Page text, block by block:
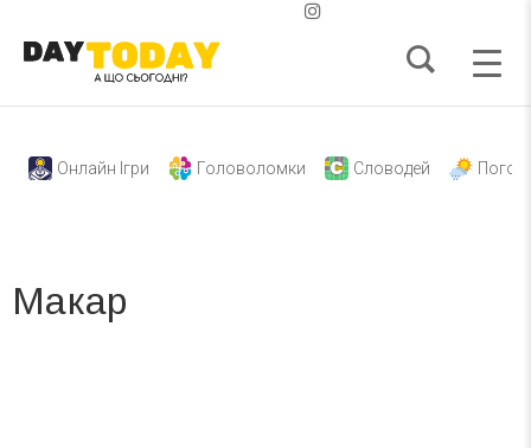
Онлайн Ігри Головоломки Словодей
Макар